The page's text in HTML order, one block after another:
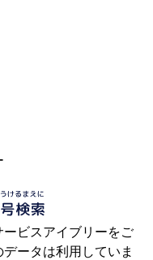
ビスアイブリーをご
ータは利用していま